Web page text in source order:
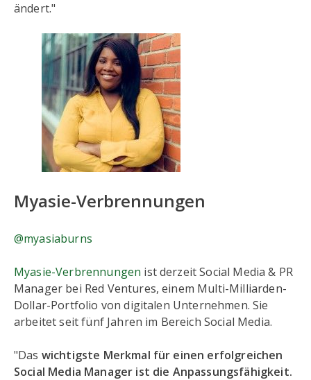
ändert."
Myasie-Verbrennungen
@myasiaburns
Myasie-Verbrennungen ist derzeit Social Media & PR
Manager bei Red Ventures, einem Multi-Milliarden-
Dollar-Portfolio von digitalen Unternehmen. Sie
arbeitet seit fünf Jahren im Bereich Social Media.
"Das wichtigste Merkmal für einen erfolgreichen
Social Media Manager ist die Anpassungsfähigkeit.